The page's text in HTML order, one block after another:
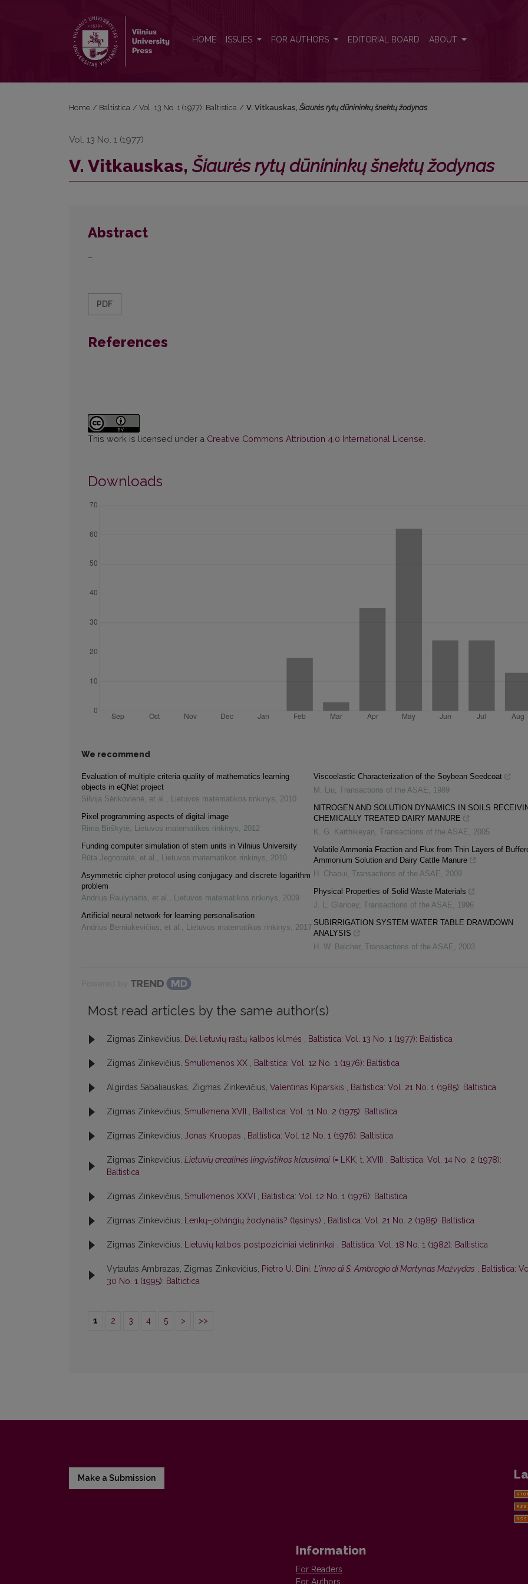
HOME ISSUES FOR AUTHORS EDITORIAL BOARD ABOUT
Home / Baltistica / Vol. 13 No. 1 (1977): Baltistica / V. Vitkauskas, Šiaurės rytų dūnininkų šnektų žodynas
Vol. 13 No. 1 (1977)
V. Vitkauskas,Šiaurės rytų dūnininkų šnektų žodynas
Abstract
–
PDF
References
This work is licensed under a Creative Commons Attribution 4.0 International License
Downloads
We recommend
Evaluation of multiple criteria quality of mathematics learning
objects in eQNet project
Silvija Sėrikovienė, et al. , Lietuvos matematikos rinkinys, 2010
Pixel programming aspects of digital image
Rima Birškytė, Lietuvos matematikos rinkinys, 2012
Funding computer simulation of stem units in Vilnius University
Rūta Jegnoraitė, et al. , Lietuvos matematikos rinkinys, 2010
Asymmetric cipher protocol using conjugacy and discrete logarithm
problem
Andrius Raulynaitis, et al. , Lietuvos matematikos rinkinys, 2009
Artificial neural network for learning personalisation
Andrius Berniukevičius, et al. , Lietuvos matematikos rinkinys, 2017
Viscoelastic Characterization of the Soybean Seedcoat
M. Liu, Transactions of the ASAE, 1989
NITROGEN AND SOLUTION DYNAMICS IN SOILS
CHEMICALLY TREATED DAIRY MANURE
K. G. Karthikeyan, Transactions of the ASAE, 2005
Volatile Ammonia Fraction and Flux from Thin Layers of
Ammonium Solution and Dairy Cattle Manure
H. Chaoui, Transactions of the ASAE, 2009
Physical Properties of Solid Waste Materials
J. L. Glancey, Transactions of the ASAE, 1996
SUBIRRIGATION SYSTEM WATER TABLE DRAWDOWN
ANALYSIS
H. W. Belcher, Transactions of the ASAE, 2003
Most read articles by the same author(s)
Zigmas Zinkevičius, Dėl lietuvių raštų kalbos kilmės , Baltistica: Vol. 13 No. 1 (1977): Baltistica
Zigmas Zinkevičius, Smulkmenos XX , Baltistica: Vol. 12 No. 1 (1976): Baltistica
Algirdas Sabaliauskas, Zigmas Zinkevičius, Valentinas Kiparskis , Baltistica: Vol. 21 No. 1 (1985): Baltistica
Zigmas Zinkevičius, Smulkmena XVII , Baltistica: Vol. 11 No. 2 (1975): Baltistica
Zigmas Zinkevičius, Jonas Kruopas , Baltistica: Vol. 12 No. 1 (1976): Baltistica
Zigmas Zinkevičius, Lietuvių arealinės lingvistikos klausimai (= LKK, t. XVII) , Baltistica: Vol. 14 No. 2 (1978):
Baltistica
Zigmas Zinkevičius, Smulkmenos XXVI , Baltistica: Vol. 12 No. 1 (1976): Baltistica
Zigmas Zinkevičius, Lenkų–jotvingių žodynėlis? (tęsinys) , Baltistica: Vol. 21 No. 2 (1985): Baltistica
Zigmas Zinkevičius, Lietuvių kalbos postpoziciniai vietininkai , Baltistica: Vol. 18 No. 1 (1982): Baltistica
Vytautas Ambrazas, Zigmas Zinkevičius, Pietro U. Dini, L'inno di S. Ambrogio di Martynas Mažvydas , Baltistica:
30 No. 1 (1995): Baltictica
1 2 3 4 5 > >>
Make a Submission
Information
For Readers
For Authors